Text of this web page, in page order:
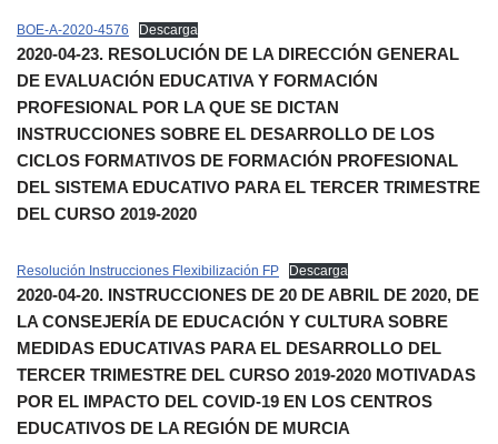
BOE-A-2020-4576 Descarga
2020-04-23. RESOLUCIÓN DE LA DIRECCIÓN GENERAL
DE EVALUACIÓN EDUCATIVA Y FORMACIÓN
PROFESIONAL POR LA QUE SE DICTAN
INSTRUCCIONES SOBRE EL DESARROLLO DE LOS
CICLOS FORMATIVOS DE FORMACIÓN PROFESIONAL
DEL SISTEMA EDUCATIVO PARA EL TERCER TRIMESTRE
DEL CURSO 2019-2020
Resolución Instrucciones Flexibilización FP Descarga
2020-04-20. INSTRUCCIONES DE 20 DE ABRIL DE 2020, DE
LA CONSEJERÍA DE EDUCACIÓN Y CULTURA SOBRE
MEDIDAS EDUCATIVAS PARA EL DESARROLLO DEL
TERCER TRIMESTRE DEL CURSO 2019-2020 MOTIVADAS
POR EL IMPACTO DEL COVID-19 EN LOS CENTROS
EDUCATIVOS DE LA REGIÓN DE MURCIA